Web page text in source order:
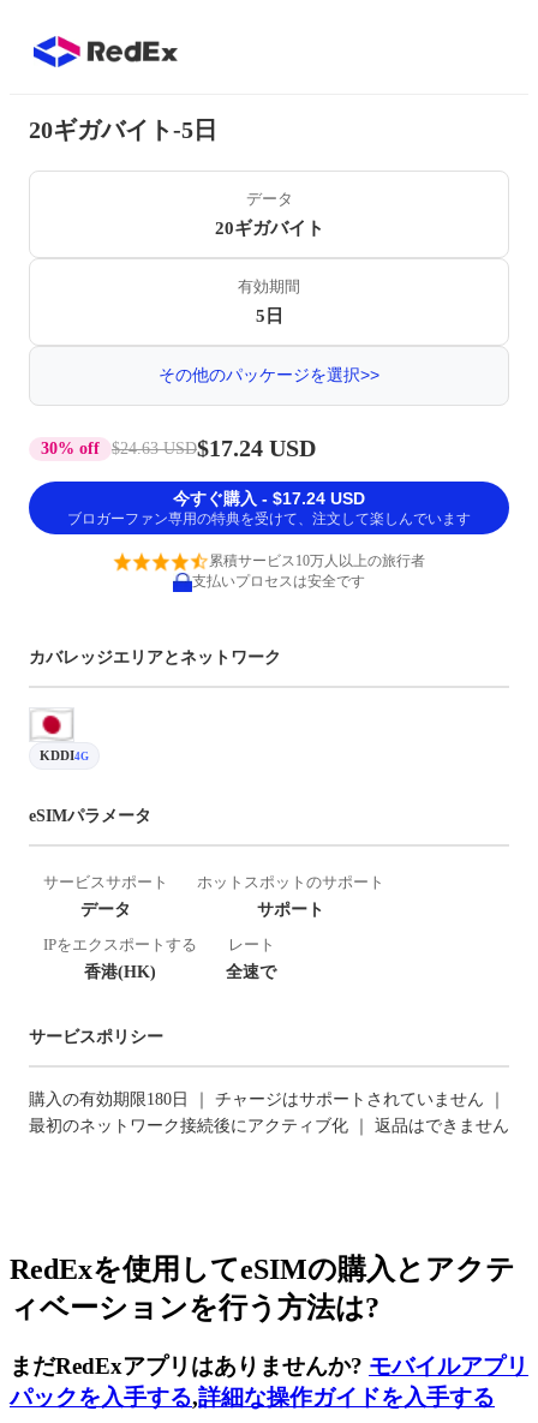
20ギガバイト-5日
データ
20ギガバイト
有効期間
5日
その他のパッケージを選択>>
30% off $24.63 USD$17.24 USD
今すぐ購入 - $17.24 USD
ブロガーファン専用の特典を受けて、注文して楽しんでいます
累積サービス10万人以上の旅行者
支払いプロセスは安全です
カバレッジエリアとネットワーク
KDDI4G
eSIMパラメータ
サービスサポート
データ
ホットスポットのサポート
サポート
IPをエクスポートする
香港(HK)
レート
全速で
サービスポリシー
購入の有効期限180日 ｜ チャージはサポートされていません ｜
最初のネットワーク接続後にアクティブ化 ｜ 返品はできません
RedExを使用してeSIMの購入とアクテ
ィベーションを行う方法は?
まだRedExアプリはありませんか? モバイルアプリ
パックを入手する,詳細な操作ガイドを入手する